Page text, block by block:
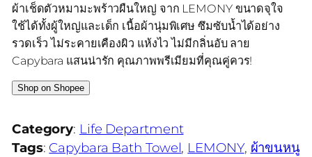
ผ้าเช็ดตัวหมามะพร้าวผืนใหญ่ จาก LEMONY ขนาดจุใจ
ใช้ได้ทั้งผู้ใหญ่และเด็ก เนื้อผ้านุ่มพิเศษ ซึมซับน้ำได้อย่าง
รวดเร็ว ไม่ระคายเคืองผิว แห้งไว ไม่มีกลิ่นอับ ลาย
Capybara แสนน่ารัก คุณภาพพรีเมียมที่คุณคู่ควร!
Shop on Shopee
Category: Life Department
Tags: Capybara Bath Towel, LEMONY, ผ้าขนหนู